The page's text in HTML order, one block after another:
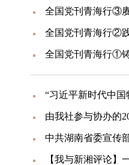
全国党刊青海行③
全国党刊青海行②
全国党刊青海行①
由我社参与协办的
【我与新湘评论】